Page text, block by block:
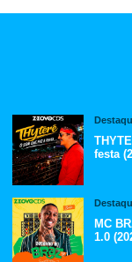
festa
MC
1.0